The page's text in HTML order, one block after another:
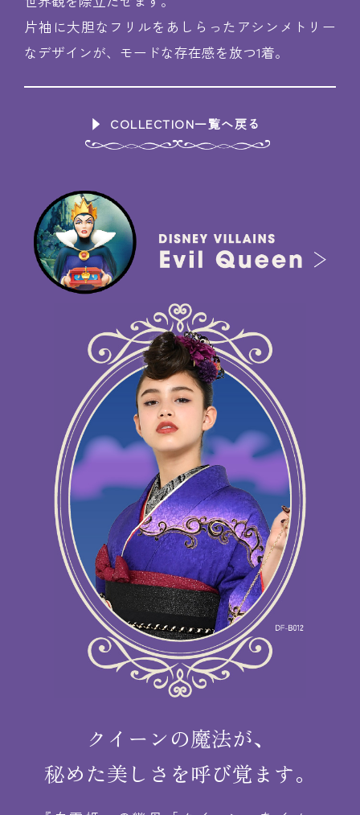
片袖に大胆なフリルをあしらったアシンメトリー
なデザインが、モードな存在感を放つ1着。
COLLECTION一覧へ戻る
クイーンの魔法が、
秘めた美しさを呼び覚ます。